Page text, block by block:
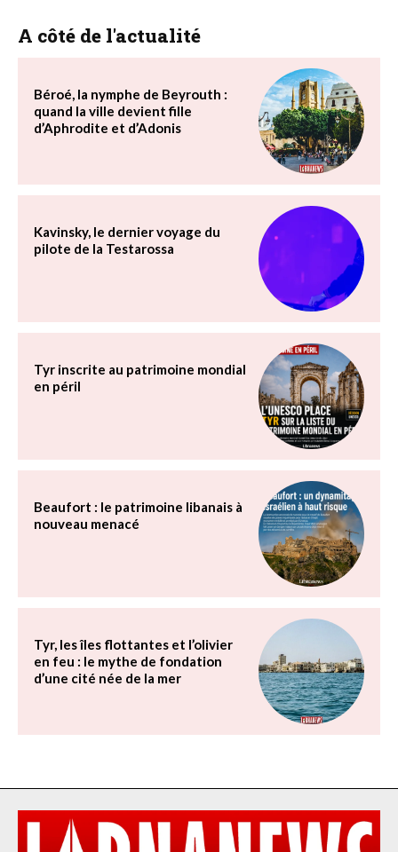
A côté de l'actualité
Béroé, la nymphe de Beyrouth :
quand la ville devient fille
d’Aphrodite et d’Adonis
Kavinsky, le dernier voyage du
pilote de la Testarossa
Tyr inscrite au patrimoine mondial
en péril
Beaufort : le patrimoine libanais à
nouveau menacé
Tyr, les îles flottantes et l’olivier
en feu : le mythe de fondation
d’une cité née de la mer